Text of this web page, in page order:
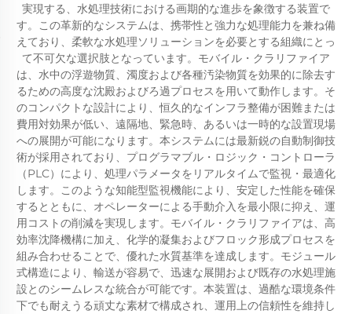
実現する、水処理技術における画期的な進歩を象徴する装置で
す。この革新的なシステムは、携帯性と強力な処理能力を兼ね備
えており、柔軟な水処理ソリューションを必要とする組織にとっ
て不可欠な選択肢となっています。モバイル・クラリファイア
は、水中の浮遊物質、濁度および各種汚染物質を効果的に除去す
るための高度な沈殿およびろ過プロセスを用いて動作します。そ
のコンパクトな設計により、恒久的なインフラ整備が困難または
費用対効果が低い、遠隔地、緊急時、あるいは一時的な設置現場
への展開が可能になります。本システムには最新鋭の自動制御技
術が採用されており、プログラマブル・ロジック・コントローラ
（PLC）により、処理パラメータをリアルタイムで監視・最適化
します。このような知能型監視機能により、安定した性能を確保
するとともに、オペレーターによる手動介入を最小限に抑え、運
用コストの削減を実現します。モバイル・クラリファイアは、高
効率沈降機構に加え、化学的凝集およびフロック形成プロセスを
組み合わせることで、優れた水質基準を達成します。モジュール
式構造により、輸送が容易で、迅速な展開および既存の水処理施
設とのシームレスな統合が可能です。本装置は、過酷な環境条件
下でも耐えうる頑丈な素材で構成され、運用上の信頼性を維持し